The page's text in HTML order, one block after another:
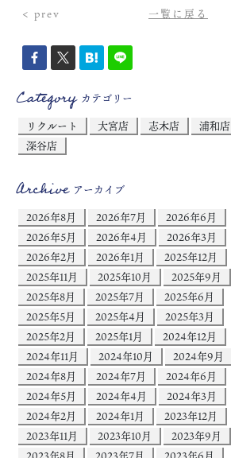
< prev 一覧に戻る
Categoryカテゴリー
リクルート
大宮店 志木店
浦和店
深谷店
Archiveアーカイブ
2026年8月
2026年7月
2026年6月
2026年5月
2026年4月
2026年3月
2026年2月
2026年1月
2025年12月
2025年11月
2025年10月
2025年9月
2025年8月
2025年7月
2025年6月
2025年5月
2025年4月
2025年3月
2025年2月
2025年1月
2024年12月
2024年11月
2024年10月
2024年9月
2024年8月
2024年7月
2024年6月
2024年5月
2024年4月
2024年3月
2024年2月
2024年1月
2023年12月
2023年11月
2023年10月
2023年9月